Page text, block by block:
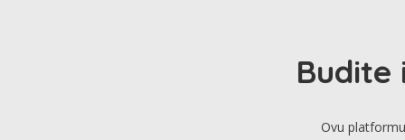
Budite
Ovu